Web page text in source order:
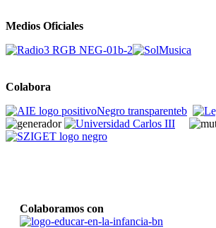
Medios Oficiales
Colabora
Colaboramos con